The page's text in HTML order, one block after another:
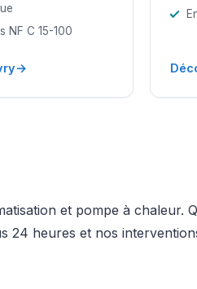
NF C 15-100
→
et pompe à chaleur.
24 heures et nos